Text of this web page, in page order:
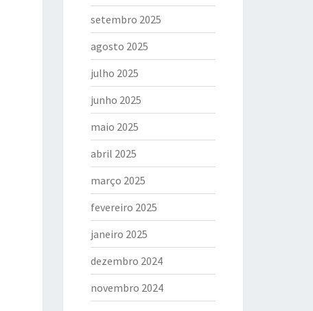
setembro 2025
agosto 2025
julho 2025
junho 2025
maio 2025
abril 2025
março 2025
fevereiro 2025
janeiro 2025
dezembro 2024
novembro 2024